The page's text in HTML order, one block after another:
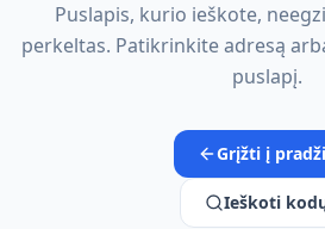
Puslapis, kurio ieškote,
perkeltas. Patikrinkite adresą
puslapį.
Grįžti į
Ieškoti